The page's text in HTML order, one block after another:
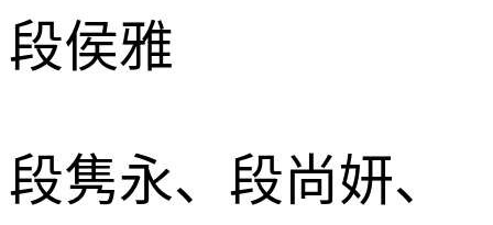
段侯雅
段隽永、段尚妍、